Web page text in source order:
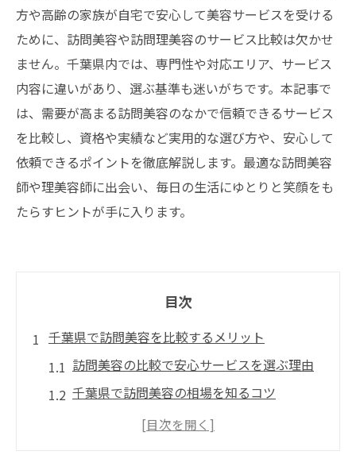
方や高齢の家族が自宅で安心して美容サービスを受ける
ために、訪問美容や訪問理美容のサービス比較は欠かせ
ません。千葉県内では、専門性や対応エリア、サービス
内容に違いがあり、選ぶ基準も迷いがちです。本記事で
は、需要が高まる訪問美容のなかで信頼できるサービス
を比較し、資格や実績など実用的な選び方や、安心して
依頼できるポイントを徹底解説します。最適な訪問美容
師や理美容師に出会い、毎日の生活にゆとりと笑顔をも
たらすヒントが手に入ります。
目次
千葉県で訪問美容を比較するメリット
訪問美容の比較で安心サービスを選ぶ理由
千葉県で訪問美容の相場を知るコツ
訪問理美容の違いを比較して理解する